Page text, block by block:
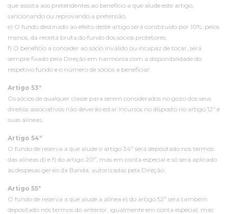
que assista aos pretendentes ao benefício a que alude este artigo,
sancionando ou reprovando a pretensão;
e) O fundo destinado ao efeito deste artigo será constituído por 10%, pelos
menos, da receita bruta do fundo dos sócios protetores;
f) O benefício a conceder ao sócio inválido ou incapaz de tocar, será
sempre fixado pela Direção em harmonia com a disponibilidade do
respetivo fundo e o número de sócios a beneficiar.
Artigo 53º
Os sócios de qualquer classe para serem considerados no gozo dos seus
direitos associativos não deverão estar incursos no disposto no artigo 12º e
suas alíneas.
Artigo 54º
O fundo de reserva a que alude o artigo 34º será depositado nos termos
das alíneas d) e f) do artigo 20º, mas em conta especial e só será aplicado
às despesas gerais da Banda, autorizadas pela Direção.
Artigo 55º
O fundo de reserva a que alude a alínea e) do artigo 52º será também
depositado nos termos do anterior, igualmente em conta especial, mas